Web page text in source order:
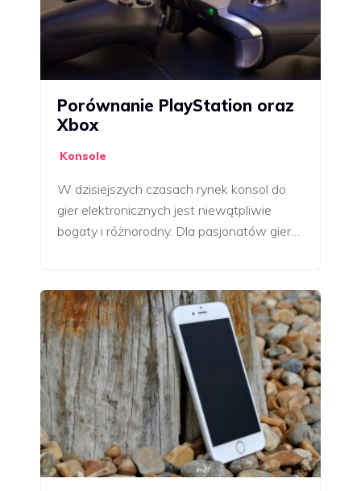
Porównanie PlayStation oraz
Xbox
Konsole
W dzisiejszych czasach rynek konsol do
gier elektronicznych jest niewątpliwie
bogaty i różnorodny. Dla pasjonatów gier…